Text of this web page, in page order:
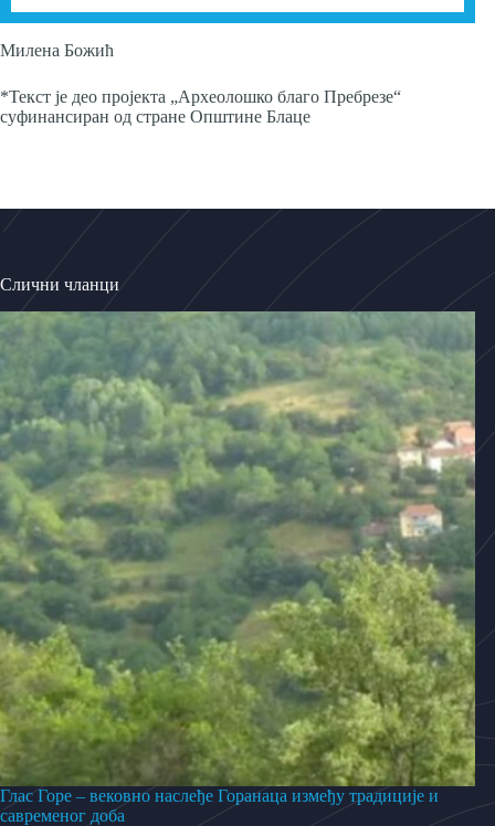
Милена Божић
*Текст је део пројекта „Археолошко благо Пребрезе“
суфинансиран од стране Општине Блаце
Слични чланци
Глас Горе – вековно наслеђе Горанаца између традиције и
савременог доба